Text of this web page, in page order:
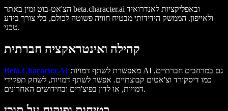
הצ'אט-בוט זמין באתר beta.character.ai ובאפליקציות לאנדרואיד
ולאייפון. הממשק הידידותי מבטיח חוויה פשוטה לכולם, בלי צורך בידע
טכני.
קהילה ואינטראקציה חברתית
Beta.Character.AI
כמו דיסקורד וצ'אטים קבוצתיים. אפשר לשתף דמויות, לשחק תפקידי
דמויות, או לדון בפיצ'רים ובחידושים האחרונים.